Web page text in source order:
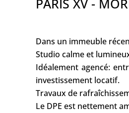
PARIS XV -
Dans un immeuble
Studio calme et
Idéalement agencé:
investissement locatif.
Travaux de
Le DPE est nettement